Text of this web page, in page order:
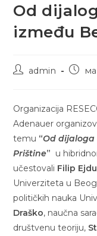
Od
između
Postadmin
Post
Organizacija
Adenauer
temu “Od dijaloga
Prištine” u
učestovali Filip
Univerziteta u
političkih nauka
Draško, naučna
društvenu teoriju,